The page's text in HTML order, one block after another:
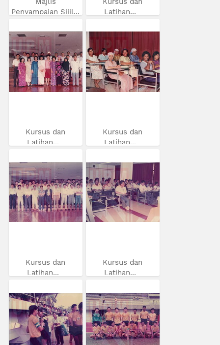
Penyampaian Sijil...
Latihan...
Kursus dan
Latihan...
Kursus dan
Latihan...
Kursus dan
Latihan...
Kursus dan
Latihan...